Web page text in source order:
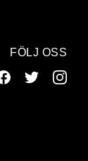
FÖLJ OSS